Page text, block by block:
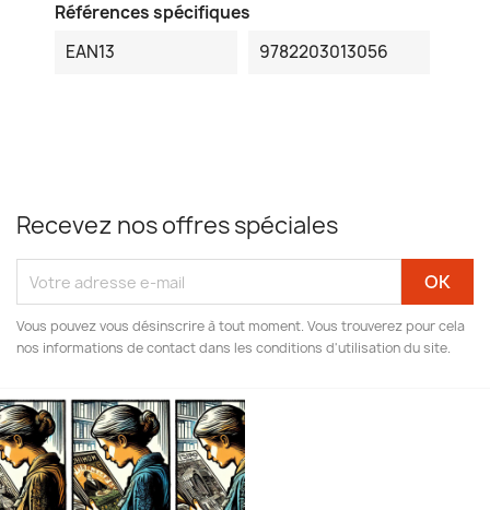
Références spécifiques
EAN13
9782203013056
Recevez nos offres spéciales
Vous pouvez vous désinscrire à tout moment. Vous trouverez pour cela
nos informations de contact dans les conditions d'utilisation du site.